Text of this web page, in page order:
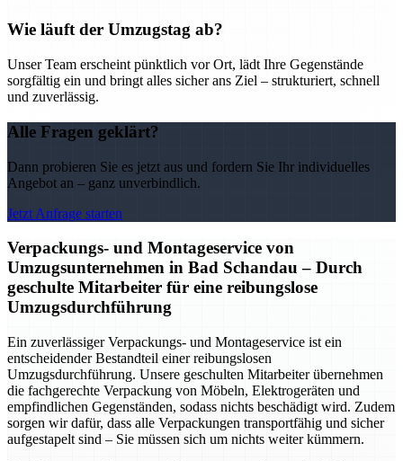
Wie läuft der Umzugstag ab?
Unser Team erscheint pünktlich vor Ort, lädt Ihre Gegenstände
sorgfältig ein und bringt alles sicher ans Ziel – strukturiert, schnell
und zuverlässig.
Alle Fragen geklärt?
Dann probieren Sie es jetzt aus und fordern Sie Ihr individuelles
Angebot an – ganz unverbindlich.
Jetzt Anfrage starten
Verpackungs- und Montageservice von
Umzugsunternehmen in Bad Schandau – Durch
geschulte Mitarbeiter für eine reibungslose
Umzugsdurchführung
Ein zuverlässiger Verpackungs- und Montageservice ist ein
entscheidender Bestandteil einer reibungslosen
Umzugsdurchführung. Unsere geschulten Mitarbeiter übernehmen
die fachgerechte Verpackung von Möbeln, Elektrogeräten und
empfindlichen Gegenständen, sodass nichts beschädigt wird. Zudem
sorgen wir dafür, dass alle Verpackungen transportfähig und sicher
aufgestapelt sind – Sie müssen sich um nichts weiter kümmern.